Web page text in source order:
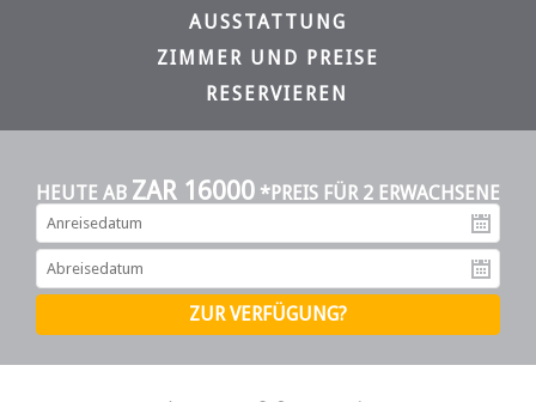
AUSSTATTUNG
ZIMMER UND PREISE
RESERVIEREN
HEUTE AB ZAR 16000 *PREIS FÜR 2 ERWACHSENE